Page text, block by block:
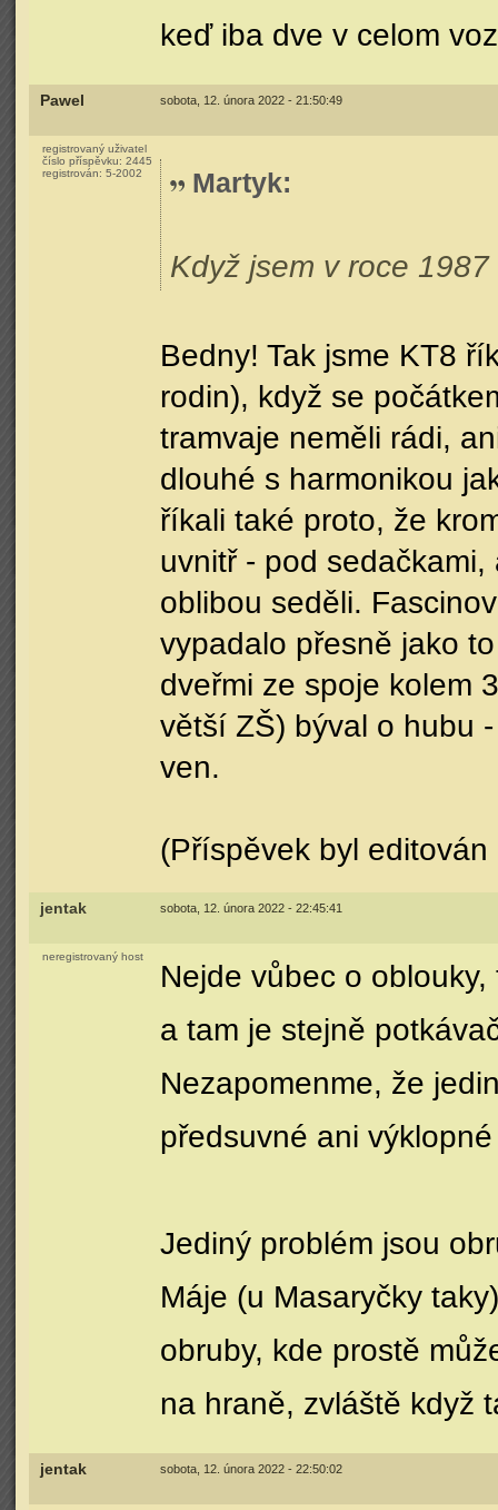
keď iba dve v celom
Pawel sobota, 12. února 2022 - 21:50:49
registrovaný uživatel
číslo příspěvku: 2445
registrován: 5-2002 Martyk:
Když jsem v roce
Bedny! Tak jsme KT8
rodin), když se
tramvaje neměli rádi,
dlouhé s harmonikou
říkali také proto, že
uvnitř - pod
oblibou seděli.
vypadalo přesně jako
dveřmi ze spoje kolem
větší ZŠ) býval o hubu
ven.
(Příspěvek byl
jentak sobota, 12. února 2022 - 22:45:41
neregistrovaný host
Nejde vůbec o
a tam je stejně
Nezapomenme, že
předsuvné ani
Jediný problém jsou
Máje (u Masaryčky
obruby, kde prostě
na hraně, zvláště když
jentak sobota, 12. února 2022 - 22:50:02